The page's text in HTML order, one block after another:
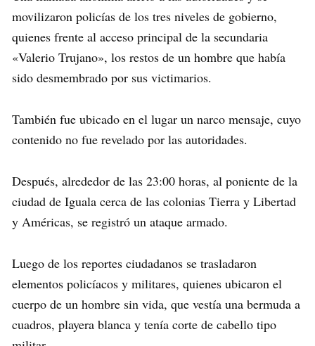
movilizaron policías de los tres niveles de gobierno,
quienes frente al acceso principal de la secundaria
«Valerio Trujano», los restos de un hombre que había
sido desmembrado por sus victimarios.
También fue ubicado en el lugar un narco mensaje, cuyo
contenido no fue revelado por las autoridades.
Después, alrededor de las 23:00 horas, al poniente de la
ciudad de Iguala cerca de las colonias Tierra y Libertad
y Américas, se registró un ataque armado.
Luego de los reportes ciudadanos se trasladaron
elementos policíacos y militares, quienes ubicaron el
cuerpo de un hombre sin vida, que vestía una bermuda a
cuadros, playera blanca y tenía corte de cabello tipo